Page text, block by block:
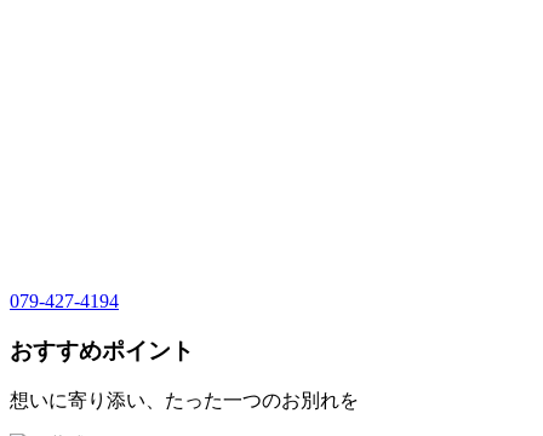
079-427-4194
おすすめポイント
想いに寄り添い、たった一つのお別れを